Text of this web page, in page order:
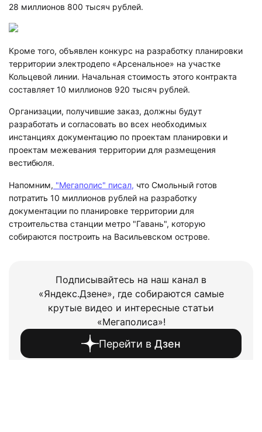
28 миллионов 800 тысяч рублей.
Кроме того, объявлен конкурс на разработку планировки
территории электродепо «Арсенальное» на участке
Кольцевой линии. Начальная стоимость этого контракта
составляет 10 миллионов 920 тысяч рублей.
Организации, получившие заказ, должны будут
разработать и согласовать во всех необходимых
инстанциях документацию по проектам планировки и
проектам межевания территории для размещения
вестибюля.
Напомним, "Мегаполис" писал, что Смольный готов
потратить 10 миллионов рублей на разработку
документации по планировке территории для
строительства станции метро "Гавань", которую
собираются построить на Васильевском острове.
Подписывайтесь на наш канал в
«Яндекс.Дзене», где собираются самые
крутые видео и интересные статьи
«Мегаполиса»!
Перейти в Дзен